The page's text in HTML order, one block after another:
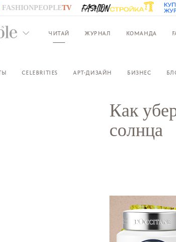
FASHIONPEOPLETV
ЧИТАЙ ЖУРНАЛ КОМАНДА
CELEBRITIES АРТ-ДИЗАЙН БИЗНЕС
Как
солнца